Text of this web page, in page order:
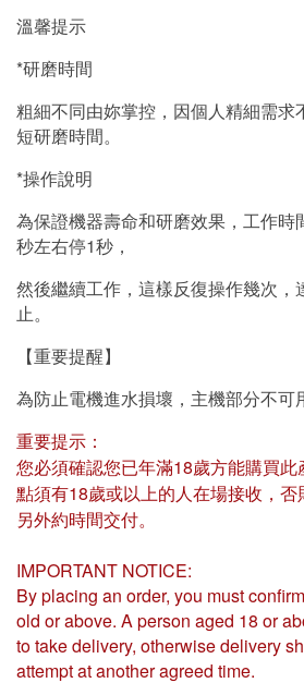
溫馨提示
*研磨時間
粗細不同由妳掌控，因個人精細需求
短研磨時間。
*操作說明
為保證機器壽命和研磨效果，工作時
秒左右停1秒，
然後繼續工作，這樣反復操作幾次，
止。
【重要提醒】
為防止電機進水損壞，主機部分不可
重要提示：
您必須確認您已年滿18歲方能購買
點須有18歲或以上的人在場接收，
另外約時間交付。
IMPORTANT NOTICE:
By placing an order, you must
old or above. A person aged 18 or
to take delivery, otherwise delivery
attempt at another agreed time.